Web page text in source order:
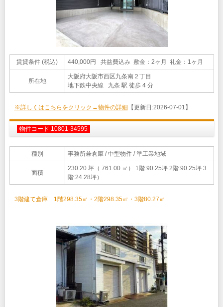
賃貸条件 (税込) 440,000円 共益費込み 敷金：2ヶ月 礼金：1ヶ月
所在地
大阪府大阪市西区九条南２丁目
地下鉄中央線 九条 駅 徒歩 4 分
※詳しくはこちらをクリック→物件の詳細 【更新日:2026-07-01】
物件コード 10801-34595
種別 事務所兼倉庫 / 中型物件 / 準工業地域
面積
230.20 坪（ 761.00 ㎡）
1階:90.25坪 2階:90.25坪 3
階:24.28坪）
3階建て倉庫 1階298.35㎡・2階298.35㎡・3階80.27㎡